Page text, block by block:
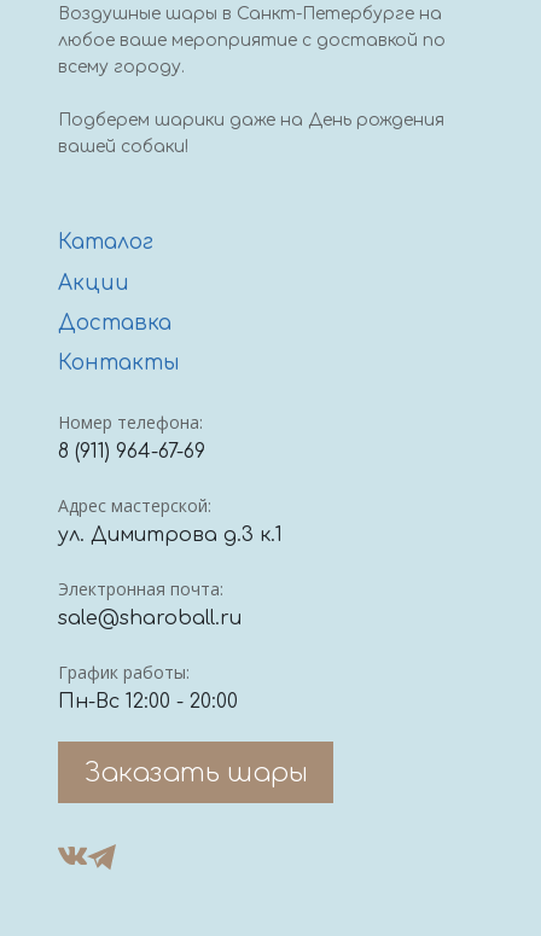
Воздушные шары в Санкт-Петербурге на
любое ваше мероприятие с доставкой по
всему городу.
Подберем шарики даже на День рождения
вашей собаки!
Каталог
Акции
Доставка
Контакты
Номер телефона:
8 (911) 964-67-69
Адрес мастерской:
ул. Димитрова д.3 к.1
Электронная почта:
sale@sharoball.ru
График работы:
Пн-Вс 12:00 - 20:00
Заказать шары